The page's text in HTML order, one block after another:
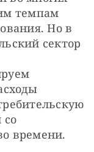
темпам
Но в
сектор
со
времени.